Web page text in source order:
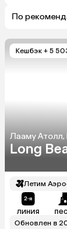
По
Кешбэк + 5
Лааму
Long
Летим
линия
Обновлен в